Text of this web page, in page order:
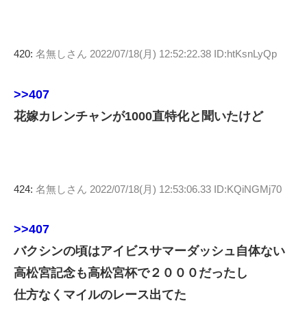
420: 名無しさん 2022/07/18(月) 12:52:22.38 ID:htKsnLyQp
>>407
花嫁カレンチャンが1000直特化と聞いたけど
424: 名無しさん 2022/07/18(月) 12:53:06.33 ID:KQiNGMj70
>>407
バクシンの頃はアイビスサマーダッシュ自体ない
高松宮記念も高松宮杯で２０００だったし
仕方なくマイルのレース出てた